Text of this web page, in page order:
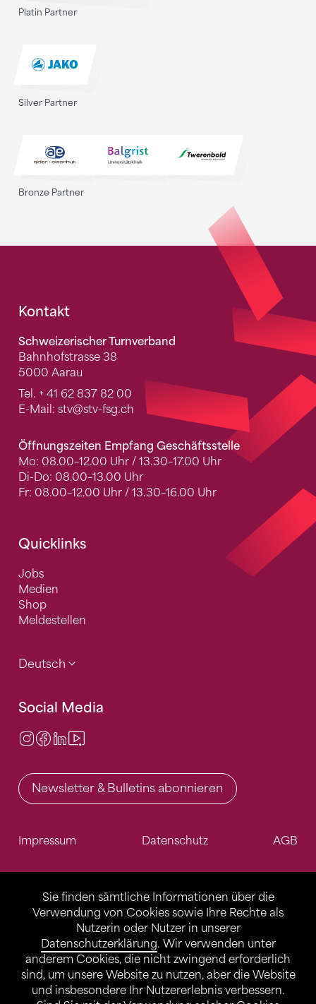
Sie finden sämtliche Informationen über die
Verwendung von Cookies sowie Ihre Rechte als
Nutzerin oder Nutzer in unserer
Datenschutzerklärung. Wir verwenden unter
anderem Cookies, die nicht zwingend erforderlich
sind, um unsere Website zu nutzen, aber die Website
und insbesondere Ihr Nutzererlebnis verbessern.
Platin Partner
Silver Partner
Bronze Partner
Fusszeile
Kontakt
Schweizerischer Turnverband
Bahnhofstrasse 38
5000 Aarau
Tel. + 41 62 837 82 00
E-Mail: stv@stv-fsg.ch
Öffnungszeiten Empfang Geschäftsstelle
Mo: 08.00–12.00 Uhr / 13.30–17.00 Uhr
Di-Do: 08.00–13.00 Uhr
Fr: 08.00–12.00 Uhr / 13.30–16.00 Uhr
Quicklinks
Jobs
Medien
Shop
Meldestellen
Deutsch
Social Media
Instagram
Facebook
LinkedIn
Newsletter & Bulletins abonnieren
Impressum Datenschutz AGB